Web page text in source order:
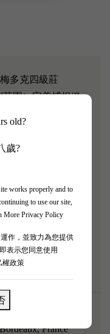
old?
歲?
works properly and to
to use our site,
More Privacy Policy
作，並致力為您提供
表示您同意使用
權政策
多克四級莊
莊園）完美捕捉迷
紅布冧、紫羅蘭
厚重感，極之解
家飲非常舒服，
胸，果香完美昇
France